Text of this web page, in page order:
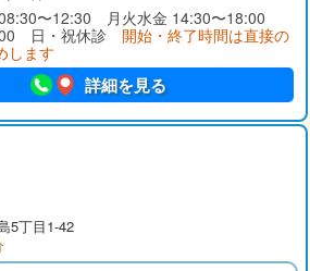
〜12:30 月火水金 14:30〜18:00
日・祝休診 開始・終了時間は直接の
します
詳細を見る
5丁目1-42